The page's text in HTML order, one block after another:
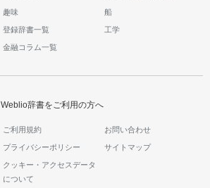
趣味 船
登録辞書一覧 工学
金融コラム一覧
Weblio辞書をご利用の方へ
ご利用規約 お問い合わせ
プライバシーポリシー サイトマップ
クッキー・アクセスデータ
について